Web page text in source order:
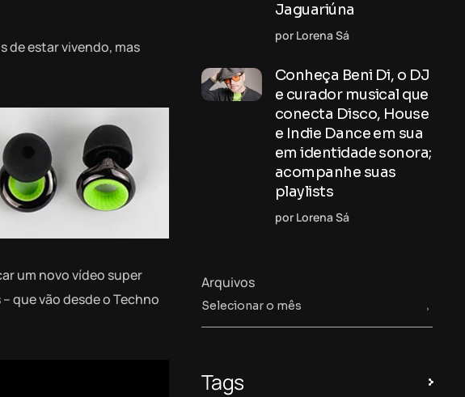
de estar vivendo, mas
um novo vídeo super
que vão desde o Techno
Jaguariúna
por Lorena Sá
Conheça Beni Di, o DJ
e curador musical que
conecta Disco, House
e Indie Dance em sua
em identidade sonora;
acompanhe suas
playlists
por Lorena Sá
Arquivos
Tags